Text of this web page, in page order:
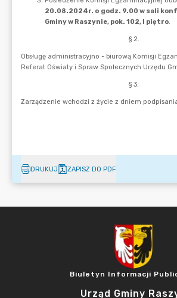
DRUKUJ ZAPISZ DO PDF
Biuletyn Informacji
Urząd Gminy